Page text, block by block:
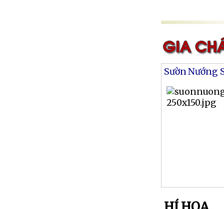
Sườn Nướng